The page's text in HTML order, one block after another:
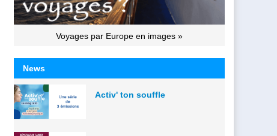
Voyages par Europe en images »
News
Activ' ton souffle